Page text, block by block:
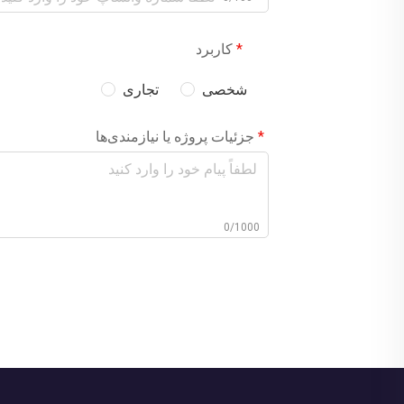
کاربرد
شخصی تجاری
جزئیات پروژه یا نیازمندی‌ها
0/1000